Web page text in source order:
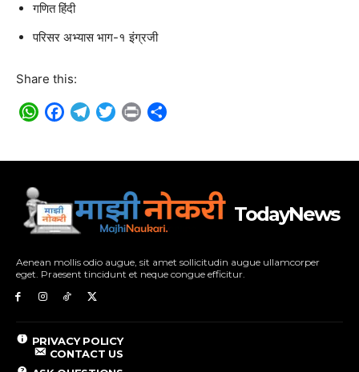
गणित हिंदी
परिसर अभ्यास भाग-१ इंग्रजी
Share this:
WhatsApp
Facebook
TelegramTwitterPrint
TodayNews
Aenean mollis odio augue, sit amet sollicitudin augue ullamcorper
eget. Praesent tincidunt et neque congue efficitur.
PRIVACY POLICY
CONTACT US